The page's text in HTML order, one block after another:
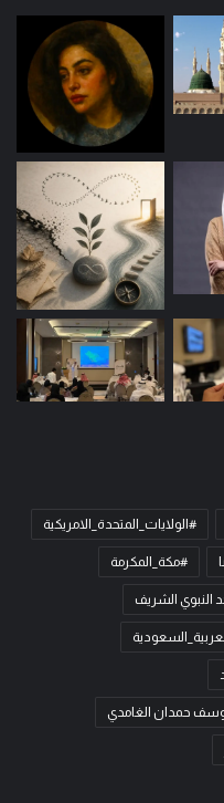
#الولايات_المتحدة_الامريكية
#مكة_المكرمة
النبوي الشريف
حمدان الغامدي